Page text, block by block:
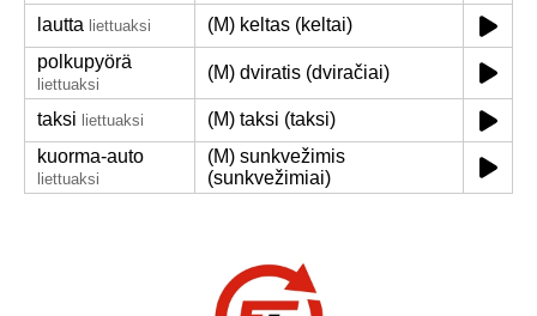
lautta liettuaksi
(M) keltas (keltai)
polkupyörä
liettuaksi
(M) dviratis (dviračiai)
taksi liettuaksi
(M) taksi (taksi)
kuorma-auto
liettuaksi
(M) sunkvežimis
(sunkvežimiai)